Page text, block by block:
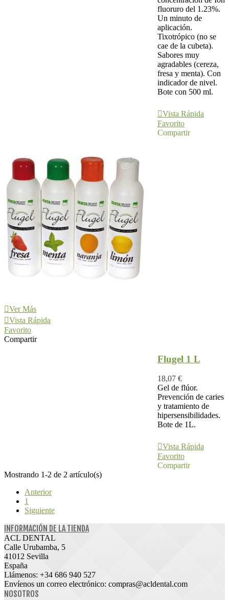
fluoruro del 1.23%.
Un minuto de
aplicación.
Tixotrópico (no se
cae de la cubeta).
Sabores muy
agradables (cereza,
fresa y menta). Con
indicador de nivel.
Bote con 500 ml.
Vista Rápida
Favorito
Compartir
Ver Más
Vista Rápida
Favorito
Compartir
Flugel 1 L
18,07 €
Gel de flúor.
Prevención de caries
y tratamiento de
hipersensibilidades.
Bote de 1L.
Vista Rápida
Favorito
Compartir
Mostrando 1-2 de 2 artículo(s)
Anterior
1
Siguiente
INFORMACIÓN DE LA TIENDA
ACL DENTAL
Calle Urubamba, 5
41012 Sevilla
España
Llámenos: +34 686 940 527
Envíenos un correo electrónico: compras@acldental.com
NOSOTROS